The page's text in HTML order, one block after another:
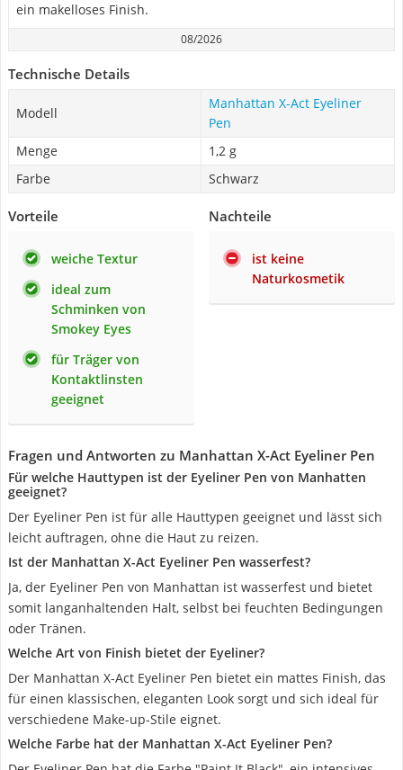
ein makelloses Finish.
08/2026
Technische Details
Modell
Manhattan X-Act Eyeliner
Pen
Menge
1,2 g
Farbe
Schwarz
Vorteile
weiche Textur
ideal zum
Schminken von
Smokey Eyes
für Träger von
Kontaktlinsten
geeignet
Nachteile
ist keine
Naturkosmetik
Fragen und Antworten zu Manhattan X-Act Eyeliner Pen
Für welche Hauttypen ist der Eyeliner Pen von Manhatten
geeignet?
Der Eyeliner Pen ist für alle Hauttypen geeignet und lässt sich
leicht auftragen, ohne die Haut zu reizen.
Ist der Manhattan X-Act Eyeliner Pen wasserfest?
Ja, der Eyeliner Pen von Manhattan ist wasserfest und bietet
somit langanhaltenden Halt, selbst bei feuchten Bedingungen
oder Tränen.
Welche Art von Finish bietet der Eyeliner?
Der Manhattan X-Act Eyeliner Pen bietet ein mattes Finish, das
für einen klassischen, eleganten Look sorgt und sich ideal für
verschiedene Make-up-Stile eignet.
Welche Farbe hat der Manhattan X-Act Eyeliner Pen?